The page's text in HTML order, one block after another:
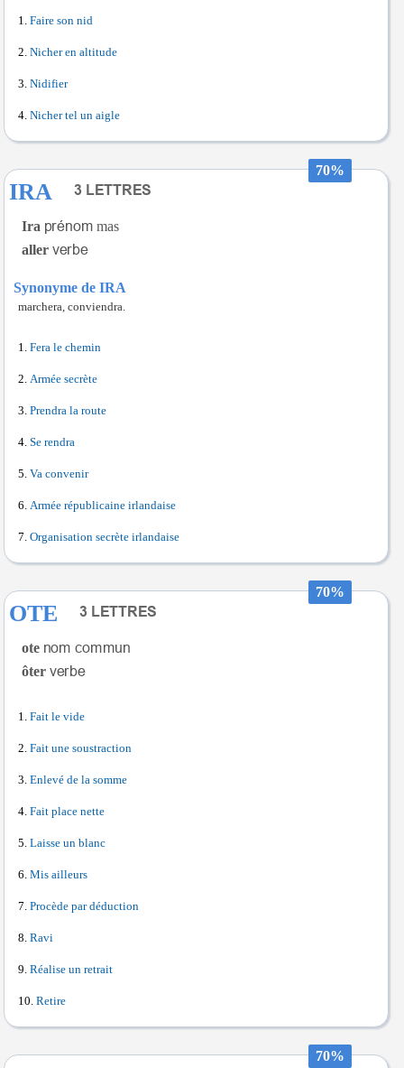
Faire son nid
Nicher en altitude
Nidifier
Nicher tel un aigle
70%
IRA
Ira
mas
aller
Synonyme de IRA
marchera, conviendra.
Fera le chemin
Armée secrète
Prendra la route
Se rendra
Va convenir
Armée républicaine irlandaise
Organisation secrète irlandaise
70%
OTE
ote
ôter
Fait le vide
Fait une soustraction
Enlevé de la somme
Fait place nette
Laisse un blanc
Mis ailleurs
Procède par déduction
Ravi
Réalise un retrait
Retire
70%